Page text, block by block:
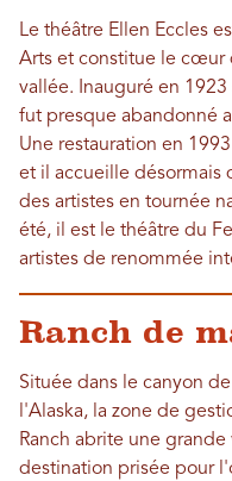
Le théâtre Ellen Eccles
Arts et constitue le cœur
vallée. Inauguré en 1923
fut presque abandonné
Une restauration en
et il accueille désormais
des artistes en tournée
été, il est le théâtre du
artistes de renommée
Ranch de
Située dans le canyon
l'Alaska, la zone de
Ranch abrite une
destination prisée pour